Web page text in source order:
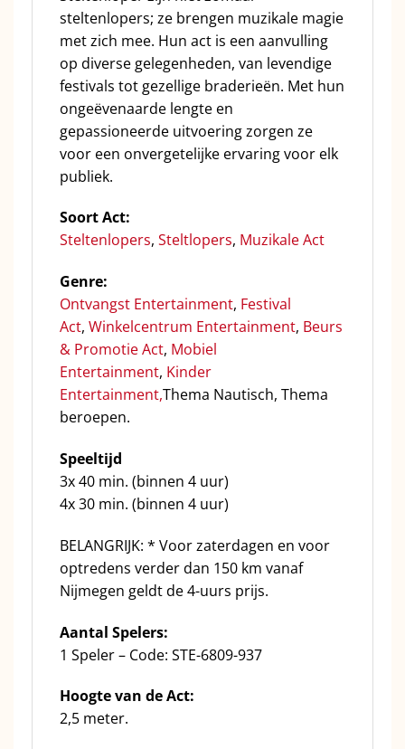
steltenlopers; ze brengen muzikale magie
met zich mee. Hun act is een aanvulling
op diverse gelegenheden, van levendige
festivals tot gezellige braderieën. Met hun
ongeëvenaarde lengte en
gepassioneerde uitvoering zorgen ze
voor een onvergetelijke ervaring voor elk
publiek.
Soort Act:
Steltenlopers, Steltlopers, Muzikale Act
Genre:
Ontvangst Entertainment, Festival
Act, Winkelcentrum Entertainment, Beurs
& Promotie Act, Mobiel
Entertainment, Kinder
Entertainment,Thema Nautisch, Thema
beroepen.
Speeltijd
3x 40 min. (binnen 4 uur)
4x 30 min. (binnen 4 uur)
BELANGRIJK: * Voor zaterdagen en voor
optredens verder dan 150 km vanaf
Nijmegen geldt de 4-uurs prijs.
Aantal Spelers:
1 Speler – Code: STE-6809-937
Hoogte van de Act:
2,5 meter.